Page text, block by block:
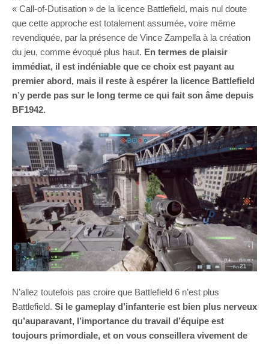
« Call-of-Dutisation » de la licence Battlefield, mais nul doute
que cette approche est totalement assumée, voire même
revendiquée, par la présence de Vince Zampella à la création
du jeu, comme évoqué plus haut. En termes de plaisir
immédiat, il est indéniable que ce choix est payant au
premier abord, mais il reste à espérer la licence Battlefield
n’y perde pas sur le long terme ce qui fait son âme depuis
BF1942.
N’allez toutefois pas croire que Battlefield 6 n’est plus
Battlefield. Si le gameplay d’infanterie est bien plus nerveux
qu’auparavant, l’importance du travail d’équipe est
toujours primordiale, et on vous conseillera vivement de